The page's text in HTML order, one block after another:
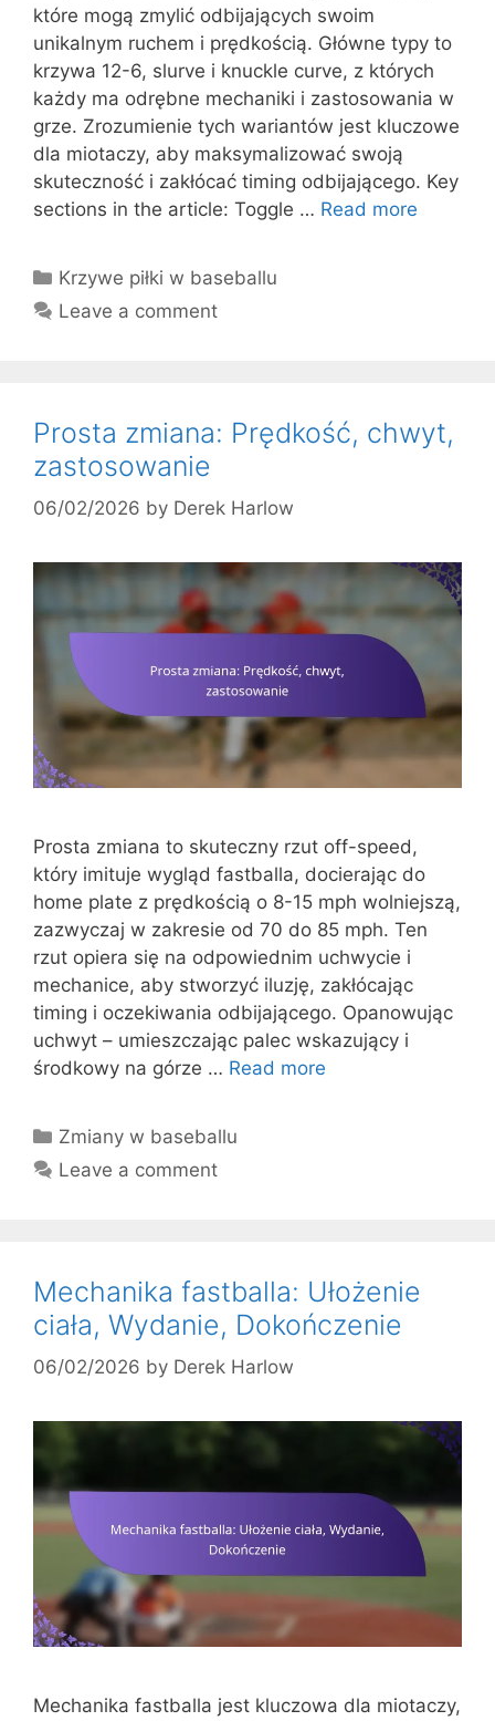
które mogą zmylić odbijających swoim
unikalnym ruchem i prędkością. Główne typy to
krzywa 12-6, slurve i knuckle curve, z których
każdy ma odrębne mechaniki i zastosowania w
grze. Zrozumienie tych wariantów jest kluczowe
dla miotaczy, aby maksymalizować swoją
skuteczność i zakłócać timing odbijającego. Key
sections in the article: Toggle … Read more
Categories
Krzywe piłki w baseballu
Leave a comment
Prosta zmiana: Prędkość, chwyt,
zastosowanie
06/02/2026 by Derek Harlow
Prosta zmiana to skuteczny rzut off-speed,
który imituje wygląd fastballa, docierając do
home plate z prędkością o 8-15 mph wolniejszą,
zazwyczaj w zakresie od 70 do 85 mph. Ten
rzut opiera się na odpowiednim uchwycie i
mechanice, aby stworzyć iluzję, zakłócając
timing i oczekiwania odbijającego. Opanowując
uchwyt – umieszczając palec wskazujący i
środkowy na górze … Read more
Categories
Zmiany w baseballu
Leave a comment
Mechanika fastballa: Ułożenie
ciała, Wydanie, Dokończenie
06/02/2026 by Derek Harlow
Mechanika fastballa jest kluczowa dla miotaczy,